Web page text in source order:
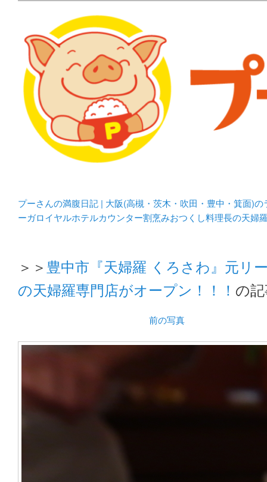
プーさんの満腹日記 |
豊中・箕面)のランチ＆
化してます。
プーさんの満腹日記 | 大阪(高槻・茨木・吹田・豊中・箕面)
ーガロイヤルホテルカウンター割烹みおつくし料理長の天婦
＞＞ 豊中市『天婦羅 くろさわ』元リ
の天婦羅専門店がオープン！！！ の
前の写真